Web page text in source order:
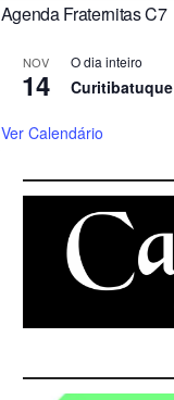
Agenda Fraternitas C7
NOV
14
O dia inteiro
Curitibatuque
Ver Calendário